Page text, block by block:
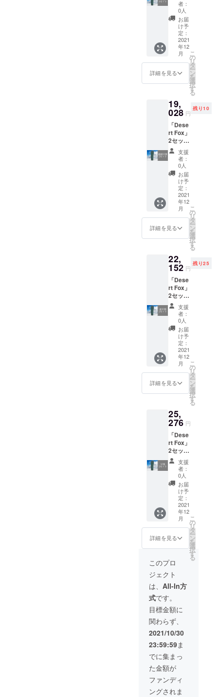
す。ご
了承く
ださ
い。 ※
ご注文
状況、
使用部
材の供
給状
況、製
より出
荷時期
が遅れ
る場合
があり
ます。
込】
【一般
販売予
定価格
14200
円から
10％オ
フ】 ※
デザイ
ン・仕
更にな
る可能
性もご
ざいま
す。ご
了承く
ださ
い。 ※
ご注文
状況、
使用部
材の供
給状
況、製
造工程
上の都
合等に
る場合
があり
ます。
者：
0人
お届
け予
定：
2021
年12
月
詳細を見る
こ
の
リ
タ
ー
ン
を
選
択
す
る
19,
028 円
残り10
「Dese
rt Fox」
2セット
【税・
送料
込】 10
名様限
定価
格！
【一般
販売予
定価格
の
28400
円から
33％オ
デザイ
ン・仕
様は変
更にな
る可能
性もご
ざいま
す。ご
了承く
ださ
い。 ※
ご注文
状況、
使用部
材の供
給状
況、製
より出
荷時期
が遅れ
る場合
があり
ます。
支援
者：
0人
お届
け予
定：
2021
年12
月
詳細を見る
こ
の
リ
タ
ー
ン
を
選
択
す
る
22,
152 円
残り25
「Dese
rt Fox」
2セット
【税・
送料
込】 25
名様限
定価
格！
【一般
販売予
定価格
の
28400
円から
22％オ
デザイ
ン・仕
様は変
更にな
る可能
性もご
ざいま
す。ご
了承く
ださ
い。 ※
ご注文
状況、
使用部
材の供
給状
況、製
合等に
より出
荷時期
が遅れ
る場合
があり
ます。
支援
者：
0人
お届
け予
定：
2021
年12
月
詳細を見る
こ
の
リ
タ
ー
ン
を
選
択
す
る
25,
276 円
「Dese
rt Fox」
2セット
【税・
送料
込】
【一般
販売予
定価格
28400
円から
11％オ
フ】 ※
デザイ
ン・仕
様は変
更にな
る可能
性もご
ざいま
す。ご
了承く
ださ
い。 ※
ご注文
状況、
使用部
材の供
給状
況、製
造工程
上の都
合等に
支援
者：
0人
お届
け予
定：
2021
年12
月
詳細を見る
こ
の
リ
タ
ー
ン
を
選
択
す
る
このプロ
ジェクト
は、 All-In方
式です。
目標金額に
関わらず、
2021/10/30
23:59:59ま
でに集まっ
た金額が
ファンディ
ングされま